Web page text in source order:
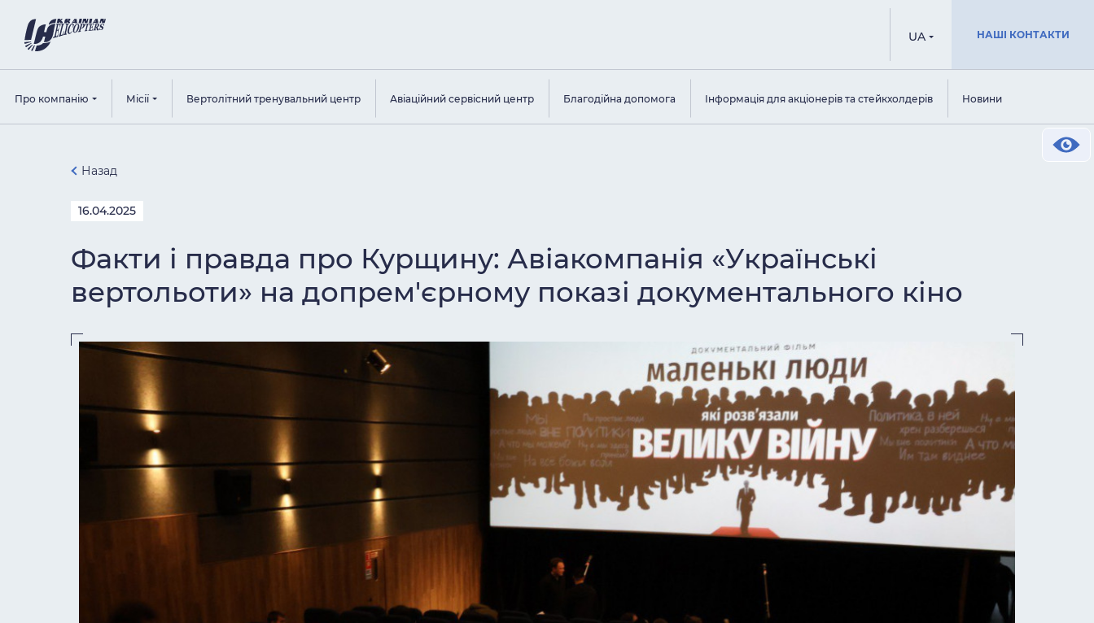
UA НАШІ КОНТАКТИ
Про компанію Місії Вертолітний тренувальний центр Авіаційний сервісний центр Благодійна допомога Інформація для акціонерів та стейкхолдерів Новини
Назад
16.04.2025
Факти і правда про Курщину: Авіакомпанія «Українські
вертольоти» на допрем'єрному показі документального кіно